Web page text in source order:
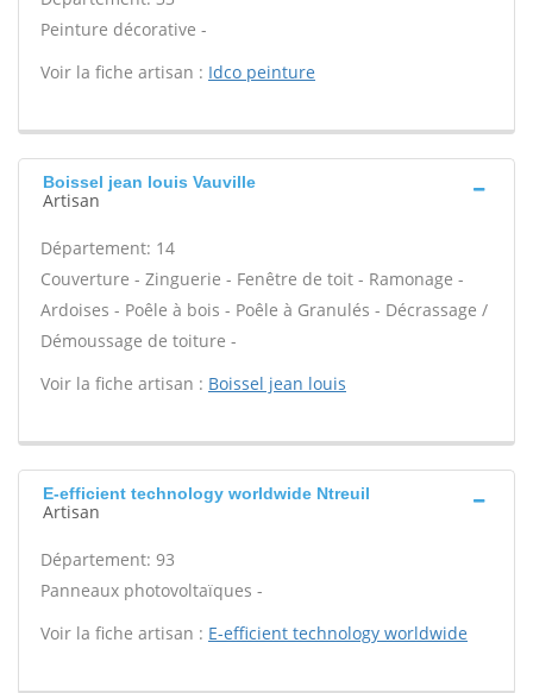
Peinture décorative -
Voir la fiche artisan : Idco peinture
Boissel jean louis Vauville
Artisan
Département: 14
Couverture - Zinguerie - Fenêtre de toit - Ramonage -
Ardoises - Poêle à bois - Poêle à Granulés - Décrassage /
Démoussage de toiture -
Voir la fiche artisan : Boissel jean louis
E-efficient technology worldwide Ntreuil
Artisan
Département: 93
Panneaux photovoltaïques -
Voir la fiche artisan : E-efficient technology worldwide